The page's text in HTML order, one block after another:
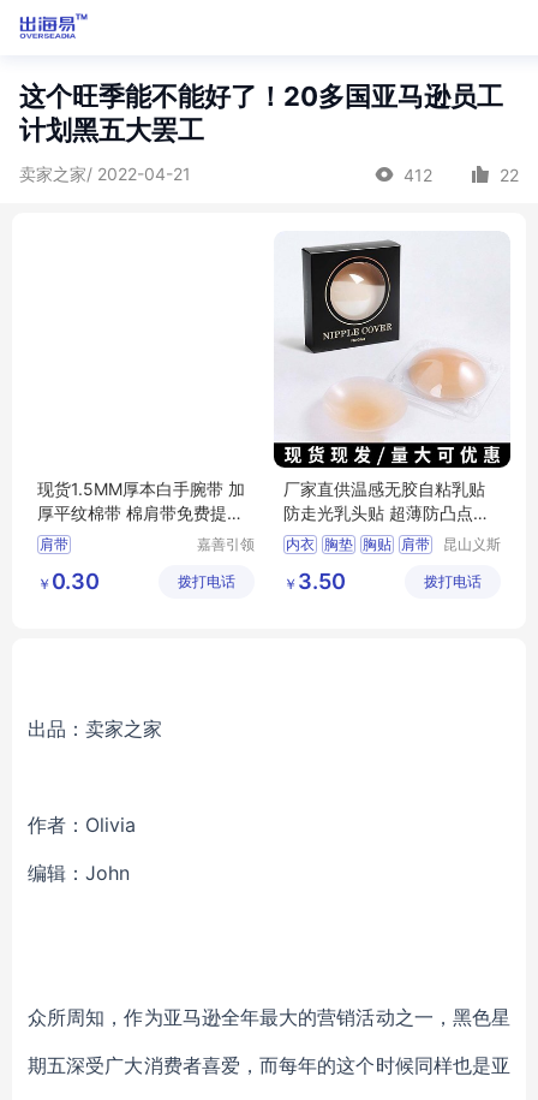
这个旺季能不能好了！20多国亚马逊员工
计划黑五大罢工
卖家之家/ 2022-04-21 412 22
现货1.5MM厚本白手腕带 加
厚平纹棉带 棉肩带免费提供
样品
肩带
嘉善引领
厂(普通
￥ 0.30 拨打电话
厂家直供温感无胶自粘乳贴
防走光乳头贴 超薄防凸点硅
胶固态胸贴
内衣 胸垫 胸贴 肩带
昆山义斯
限公司
￥ 3.50 拨打电话
出品：卖家之家
作者： Olivia
编辑： John
众所周知，作为亚马逊全年最大的营销活动之一，黑色星
期五深受广大消费者喜爱，而每年的这个时候同样也是亚